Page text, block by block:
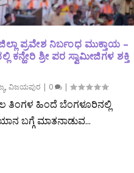
ಪ್ರವೇಶ ನಿರ್ಬಂಧ ಮುಕ್ತಾಯ –
ಕನ್ಹೇರಿ ಶ್ರೀ ಪರ ಸ್ವಾಮೀಜಿಗಳ ಶಕ್ತಿ
, ವಿಜಯಪುರ | 0 |
ತಿಂಗಳ ಹಿಂದೆ ಬೆಂಗಳೂರಿನಲ್ಲಿ
ಬಗ್ಗೆ ಮಾತನಾಡುವ...